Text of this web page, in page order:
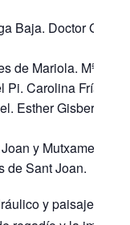
Baja. Doctor
de Mariola. Mª
Pi. Carolina Frías y
Esther Gisbert
y Mutxamel.
de Sant Joan.
y paisaje: la